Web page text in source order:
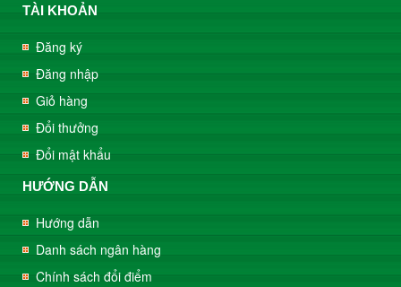
TÀI KHOẢN
Đăng ký
Đăng nhập
Giỏ hàng
Đổi thưởng
Đổi mật khẩu
HƯỚNG DẪN
Hướng dẫn
Danh sách ngân hàng
Chính sách đổi điểm